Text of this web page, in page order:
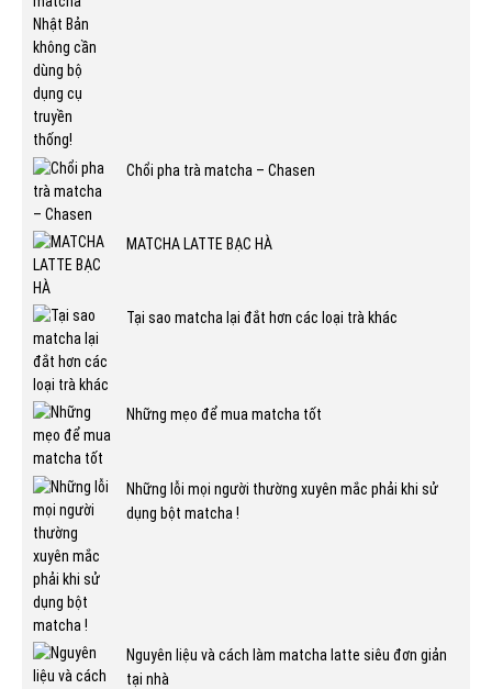
Chổi pha trà matcha – Chasen
MATCHA LATTE BẠC HÀ
Tại sao matcha lại đắt hơn các loại trà khác
Những mẹo để mua matcha tốt
Những lỗi mọi người thường xuyên mắc phải khi sử
dụng bột matcha !
Nguyên liệu và cách làm matcha latte siêu đơn giản
tại nhà